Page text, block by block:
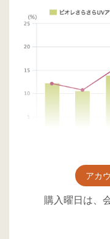
アカ
購入曜日は、